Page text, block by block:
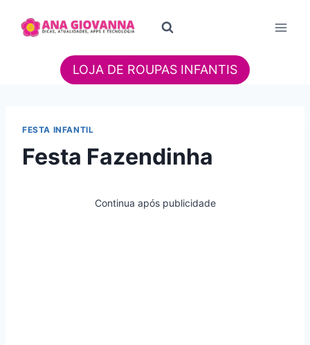
para
LOJA DE ROUPAS INFANTIS
FESTA INFANTIL
Festa Fazendinha
Continua após publicidade